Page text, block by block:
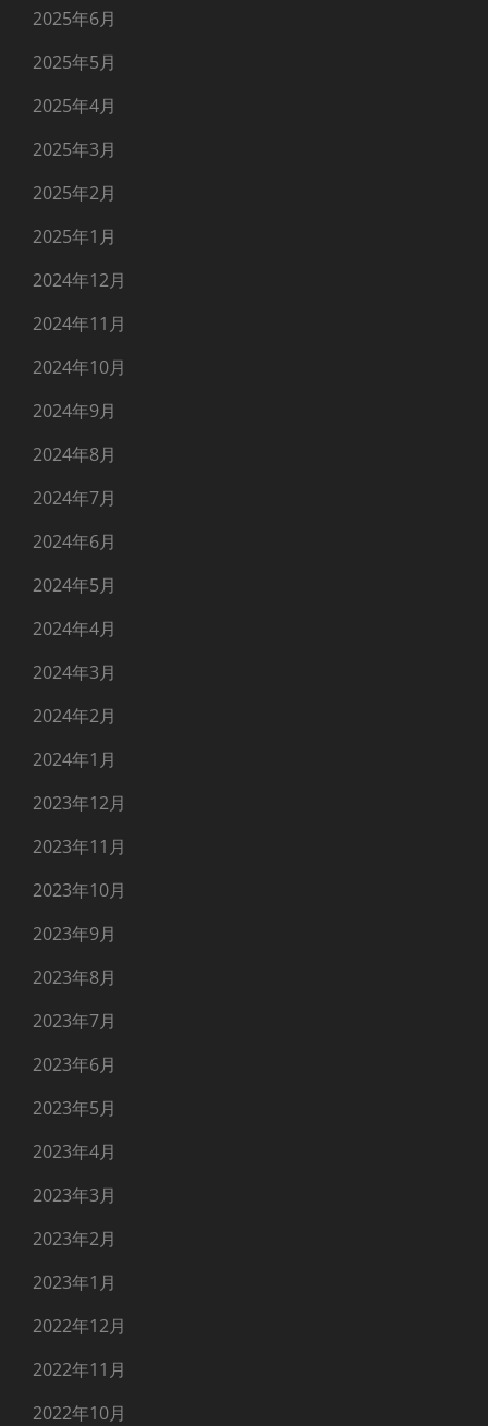
2025年6月
2025年5月
2025年4月
2025年3月
2025年2月
2025年1月
2024年12月
2024年11月
2024年10月
2024年9月
2024年8月
2024年7月
2024年6月
2024年5月
2024年4月
2024年3月
2024年2月
2024年1月
2023年12月
2023年11月
2023年10月
2023年9月
2023年8月
2023年7月
2023年6月
2023年5月
2023年4月
2023年3月
2023年2月
2023年1月
2022年12月
2022年11月
2022年10月